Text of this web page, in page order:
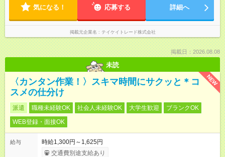
気になる！ 応募する 詳細へ
掲載元企業名 テイケイトレード株式会社
掲載日：2026.08.08
未読
NEW
〈カンタン作業！〉スキマ時間にサクッと＊コ
スメの仕分け
派遣 職種未経験OK 社会人未経験OK 大学生歓迎
ブランクOK
WEB登録・面接OK
給与
時給1,300円～1,625円
交通費別途支給あり